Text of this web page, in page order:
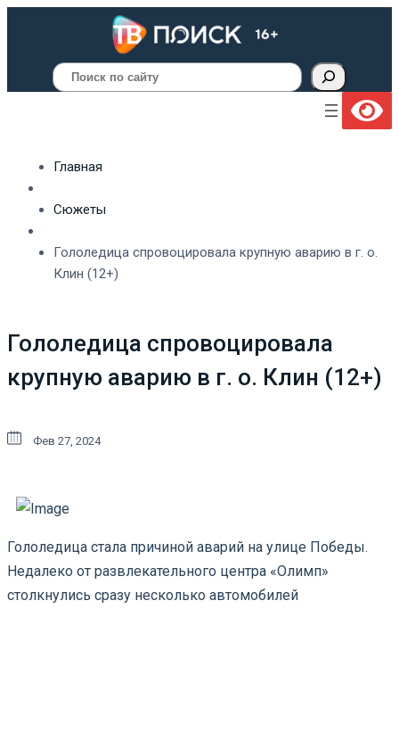
Поиск
Главная
Сюжеты
Гололедица спровоцировала крупную аварию в г. о.
Клин (12+)
Гололедица спровоцировала
крупную аварию в г. о. Клин (12+)
Фев 27, 2024
Гололедица стала причиной аварий на улице Победы.
Недалеко от развлекательного центра «Олимп»
столкнулись сразу несколько автомобилей